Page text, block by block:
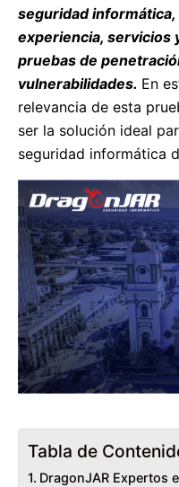
seguridad
experiencia, servicios
pruebas de
vulnerabilidades. En
relevancia de esta
ser la solución ideal
seguridad informática
Tabla de
DragonJAR Expertos